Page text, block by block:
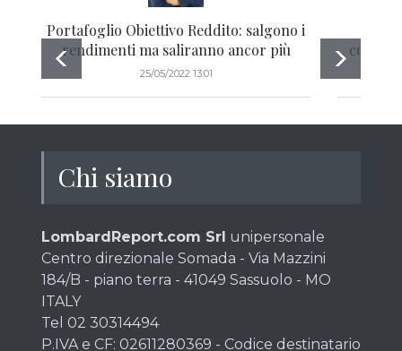
Portafoglio Obiettivo Reddito: salgono i
rendimenti ma saliranno ancor più
25/05/2022 13:01
Chi siamo
LombardReport.com Srl unipersonale
Centro direzionale Somada - Via Mazzini
184/B - piano terra - 41049 Sassuolo - MO
ITALY
Tel 02 30314494
P.IVA e CF: 02611280369 - Codice destinatario